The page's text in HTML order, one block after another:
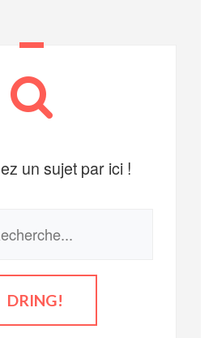
un sujet par ici !